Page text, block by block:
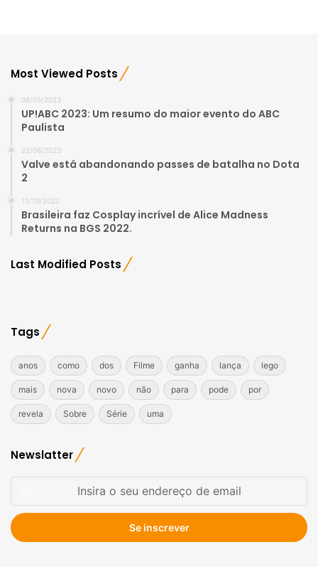
Most Viewed Posts
08/05/2023
UP!ABC 2023: Um resumo do maior evento do ABC
Paulista
22/06/2023
Valve está abandonando passes de batalha no Dota
2
12/10/2022
Brasileira faz Cosplay incrível de Alice Madness
Returns na BGS 2022.
Last Modified Posts
Tags
anos como dos Filme ganha lança lego
mais nova novo não para pode por
revela Sobre Série uma
Newslatter
seu
endereço
de